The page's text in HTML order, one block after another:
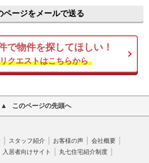
ページをメールで送る
で物件を探してほしい！
クエストはこちらから
このページの先頭へ
スタッフ紹介 お客様の声
会社概要
入居者向けサイト 丸七住宅紹介制度